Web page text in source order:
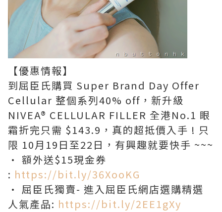
【優惠情報】
到屈臣氏購買 Super Brand Day Offer
Cellular 整個系列40% off，新升級
NIVEA® CELLULAR FILLER 全港No.1 眼
霜折完只需 $143.9，真的超抵價入手 ! 只
限 10月19日至22日，有興趣就要快手 ~~~
• 額外送$15現金券
: https://bit.ly/36XooKG
• 屈臣氏獨賣- 進入屈臣氏網店選購精選
人氣產品: https://bit.ly/2EE1gXy